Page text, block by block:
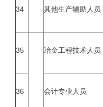
34 其他生产辅助人员
35 冶金工程技术人员
36 会计专业人员